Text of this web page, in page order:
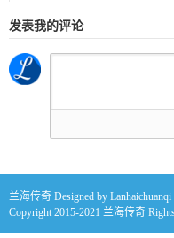
发表我的评论
兰海传奇 Designed by
Copyright 2015-2021 兰海传奇